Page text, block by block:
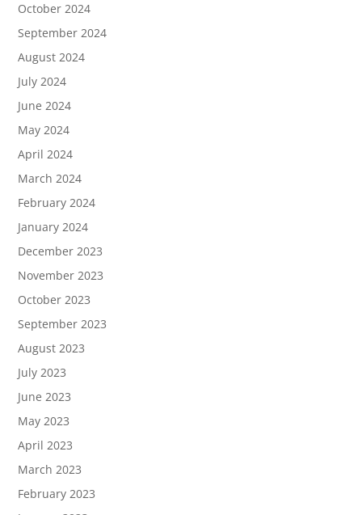
October 2024
September 2024
August 2024
July 2024
June 2024
May 2024
April 2024
March 2024
February 2024
January 2024
December 2023
November 2023
October 2023
September 2023
August 2023
July 2023
June 2023
May 2023
April 2023
March 2023
February 2023